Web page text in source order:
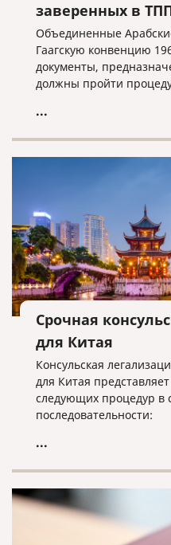
заверенных в
Объединенные
Гаагскую конвенцию
документы,
должны пройти
...
Срочная
для Китая
Консульская
для Китая
следующих процедур в
последовательности:
...